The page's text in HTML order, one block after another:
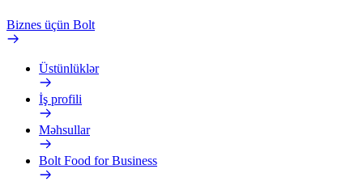
Biznes üçün Bolt
Üstünlüklər
İş profili
Məhsullar
Bolt Food for Business